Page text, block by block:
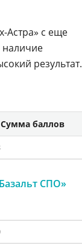
Астра» с еще
результат.
Сумма баллов
СПО»